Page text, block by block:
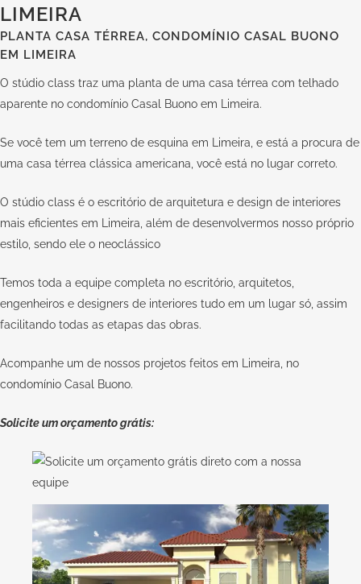
LIMEIRA
PLANTA CASA TÉRREA, CONDOMÍNIO CASAL BUONO
EM LIMEIRA
O stúdio class traz uma planta de uma casa térrea com telhado
aparente no condomínio Casal Buono em Limeira.
Se você tem um terreno de esquina em Limeira, e está a procura de
uma casa térrea clássica americana, você está no lugar correto.
O stúdio class é o escritório de arquitetura e design de interiores
mais eficientes em Limeira, além de desenvolvermos nosso próprio
estilo, sendo ele o neoclássico
Temos toda a equipe completa no escritório, arquitetos,
engenheiros e designers de interiores tudo em um lugar só, assim
facilitando todas as etapas das obras.
Acompanhe um de nossos projetos feitos em Limeira, no
condomínio Casal Buono.
Solicite um orçamento grátis: